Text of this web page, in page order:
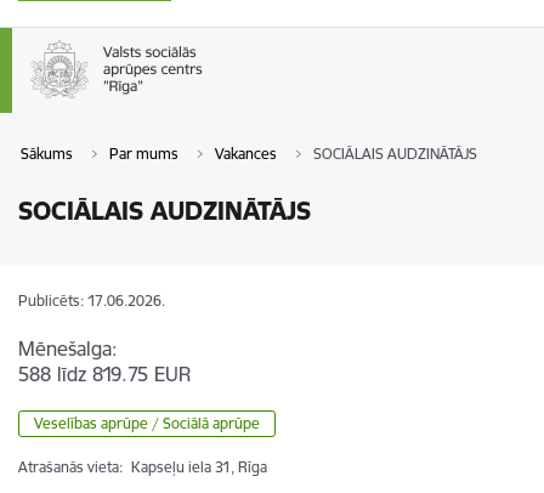
Sākums Par mums Vakances SOCIĀLAIS AUDZINĀTĀJS
SOCIĀLAIS AUDZINĀTĀJS
Publicēts: 17.06.2026.
Mēnešalga:
588 līdz 819.75 EUR
Veselības aprūpe / Sociālā aprūpe
Atrašanās vieta: Kapseļu iela 31, Rīga